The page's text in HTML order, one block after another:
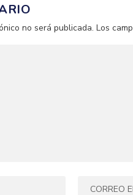
no será publicada. Los